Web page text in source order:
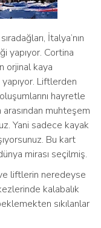
İtalya’nın
yapıyor. Cortina
orjinal kaya
Liftlerden
hayretle
muhteşem
Yani sadece kayak
Bu kart
mirası seçilmiş.
liftlerin neredeyse
kalabalık
sıkılanlar